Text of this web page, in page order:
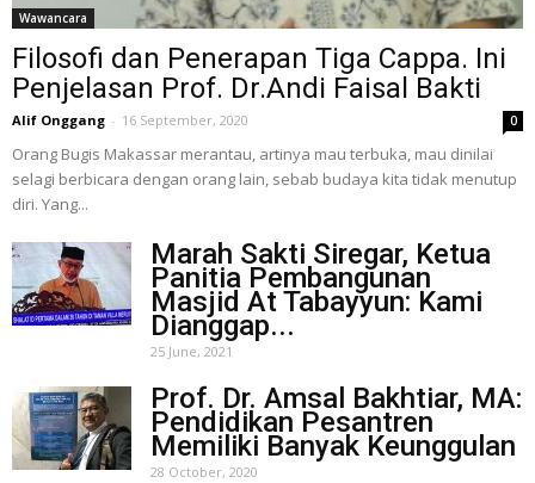
Wawancara
Filosofi dan Penerapan Tiga Cappa. Ini
Penjelasan Prof. Dr.Andi Faisal Bakti
Alif Onggang - 16 September, 2020 0
Orang Bugis Makassar merantau, artinya mau terbuka, mau dinilai
selagi berbicara dengan orang lain, sebab budaya kita tidak menutup
diri. Yang...
Marah Sakti Siregar, Ketua
Panitia Pembangunan
Masjid At Tabayyun: Kami
Dianggap...
25 June, 2021
Prof. Dr. Amsal Bakhtiar, MA:
Pendidikan Pesantren
Memiliki Banyak Keunggulan
28 October, 2020